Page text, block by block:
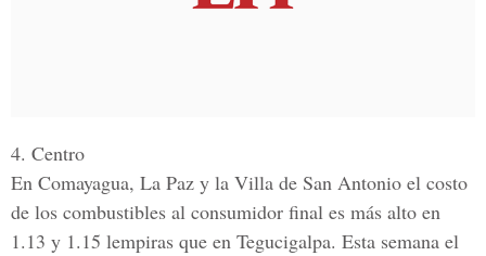
4. Centro
En Comayagua, La Paz y la Villa de San Antonio el costo
de los combustibles al consumidor final es más alto en
1.13 y 1.15 lempiras que en Tegucigalpa. Esta semana el